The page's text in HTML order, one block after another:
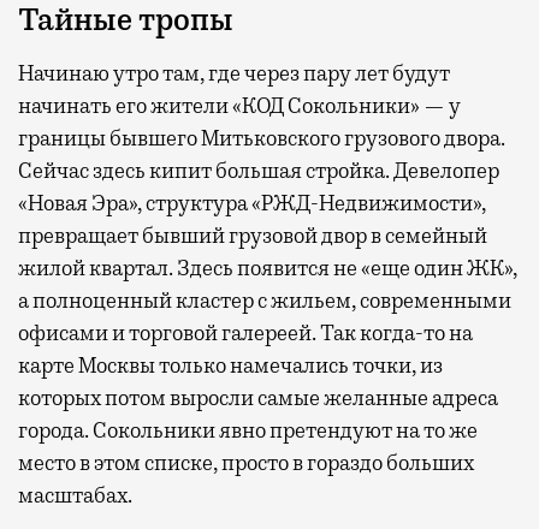
Тайные тропы
Начинаю утро там, где через пару лет будут
начинать его жители «КОД Сокольники» — у
границы бывшего Митьковского грузового двора.
Сейчас здесь кипит большая стройка. Девелопер
«Новая Эра», структура «РЖД-Недвижимости»,
превращает бывший грузовой двор в семейный
жилой квартал. Здесь появится не «еще один ЖК»,
а полноценный кластер с жильем, современными
офисами и торговой галереей. Так когда-то на
карте Москвы только намечались точки, из
которых потом выросли самые желанные адреса
города. Сокольники явно претендуют на то же
место в этом списке, просто в гораздо больших
масштабах.